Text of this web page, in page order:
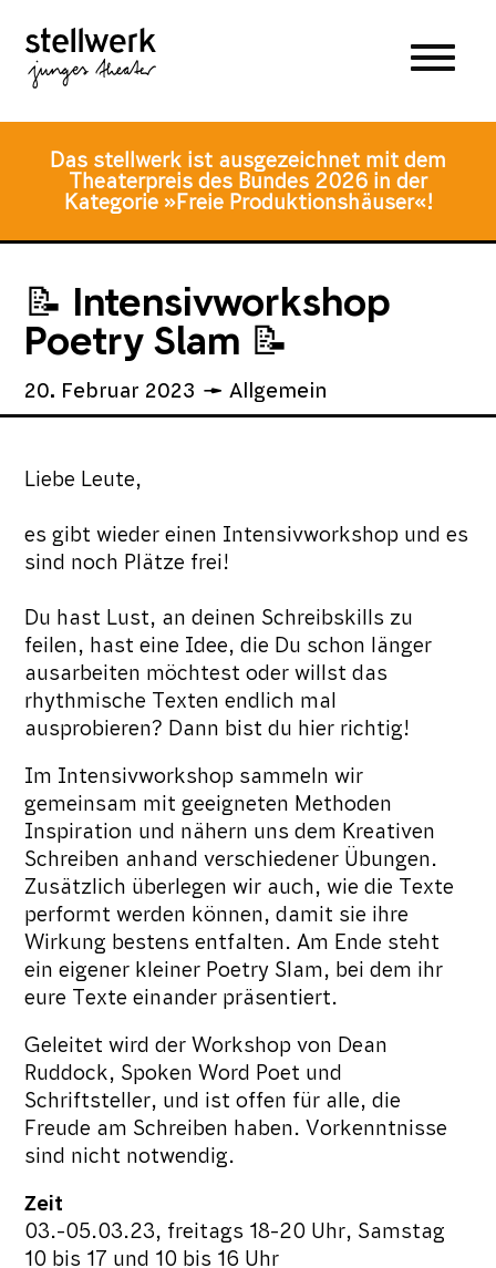
Hauptmenü
Inhalt
springen
Fusszeile
springen
Das stellwerk ist ausgezeichnet mit dem
Theaterpreis des Bundes 2026 in der
Kategorie »Freie Produktionshäuser«!
📝 Intensivworkshop
Poetry Slam 📝
20. Februar 2023 Allgemein
Liebe Leute,
es gibt wieder einen Intensivworkshop und es
sind noch Plätze frei!
Du hast Lust, an deinen Schreibskills zu
feilen, hast eine Idee, die Du schon länger
ausarbeiten möchtest oder willst das
rhythmische Texten endlich mal
ausprobieren? Dann bist du hier richtig!
Im Intensivworkshop sammeln wir
gemeinsam mit geeigneten Methoden
Inspiration und nähern uns dem Kreativen
Schreiben anhand verschiedener Übungen.
Zusätzlich überlegen wir auch, wie die Texte
performt werden können, damit sie ihre
Wirkung bestens entfalten. Am Ende steht
ein eigener kleiner Poetry Slam, bei dem ihr
eure Texte einander präsentiert.
Geleitet wird der Workshop von Dean
Ruddock, Spoken Word Poet und
Schriftsteller, und ist offen für alle, die
Freude am Schreiben haben. Vorkenntnisse
sind nicht notwendig.
Zeit
03.-05.03.23, freitags 18-20 Uhr, Samstag
10 bis 17 und 10 bis 16 Uhr